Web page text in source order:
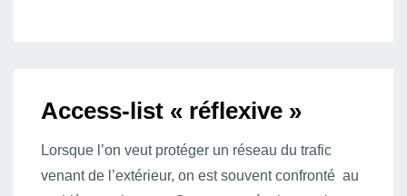
Access-list « réflexive »
Lorsque l’on veut protéger un réseau du trafic
venant de l’extérieur, on est souvent confronté au